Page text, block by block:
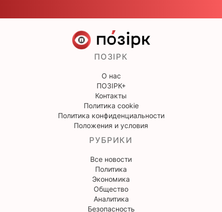
ПОЗІРК
О нас
ПОЗІРК+
Контакты
Политика cookie
Политика конфиденциальности
Положения и условия
РУБРИКИ
Все новости
Политика
Экономика
Общество
Аналитика
Безопасность